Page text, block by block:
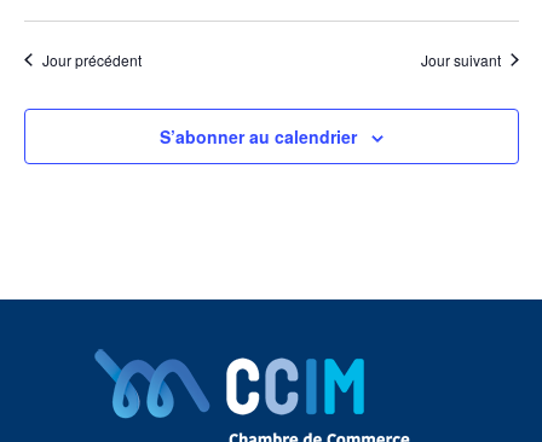
Jour précédent Jour suivant
S’abonner au calendrier